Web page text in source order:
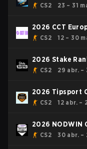
European Series
CS2 23 – 31
2026 CCT
CS2 12 – 30
2026 Stake
CS2 29 abr. –
2026
CS2 12 abr. –
2026 NODWIN
CS2 30 abr. –